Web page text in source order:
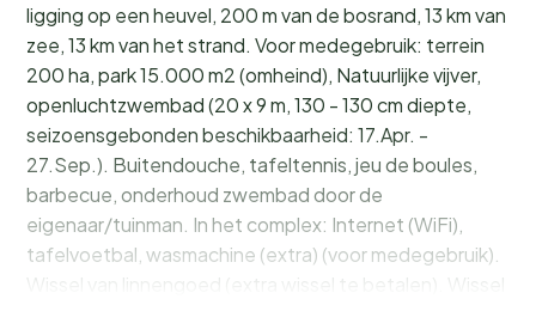
ligging op een heuvel, 200 m van de bosrand, 13 km van
zee, 13 km van het strand. Voor medegebruik: terrein
200 ha, park 15.000 m2 (omheind), Natuurlijke vijver,
openluchtzwembad (20 x 9 m, 130 - 130 cm diepte,
seizoensgebonden beschikbaarheid: 17.Apr. -
27.Sep.). Buitendouche, tafeltennis, jeu de boules,
barbecue, onderhoud zwembad door de
eigenaar/tuinman. In het complex: Internet (WiFi),
tafelvoetbal, wasmachine (extra) (voor medegebruik).
Wissel van linnengoed (extra wissel te betalen). Wissel